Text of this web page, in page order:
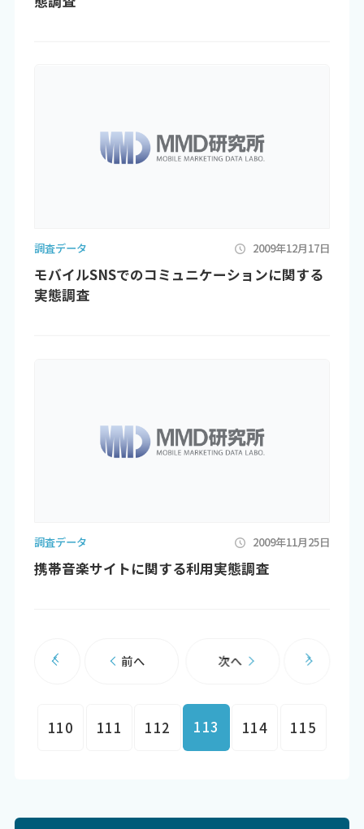
調査データ 2009年12月17日
モバイルSNSでのコミュニケーションに関する
実態調査
調査データ 2009年11月25日
携帯音楽サイトに関する利用実態調査
前へ
110 111 112 113 114 115
次へ